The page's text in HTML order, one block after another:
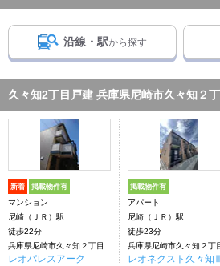
沿線・駅から探す
久々知2丁目戸建 兵庫県尼崎市久々知２
新着 掲載物件有
マンション
尼崎（ＪＲ）駅
徒歩22分
兵庫県尼崎市久々知２丁目
レオパレスアーク
掲載物件有
アパート
尼崎（ＪＲ）駅
徒歩23分
兵庫県尼崎市久々知２丁
レオネクスト久々知